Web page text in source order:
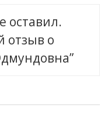
оставил.
отзыв о